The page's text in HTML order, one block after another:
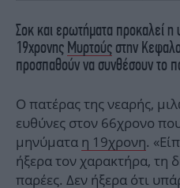
Σοκ και ερωτήματα προκαλεί η
19χρονης Μυρτούς στην
προσπαθούν να συνθέσουν το
Ο πατέρας της νεαρής,
ευθύνες στον 66χρονο
μηνύματα η 19χρονη.
ήξερα τον χαρακτήρα, τη
παρέες. Δεν ήξερα ότι